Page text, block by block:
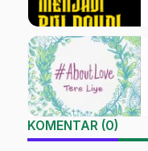
KOMENTAR (0)